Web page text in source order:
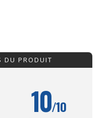
DU PRODUIT
10/10